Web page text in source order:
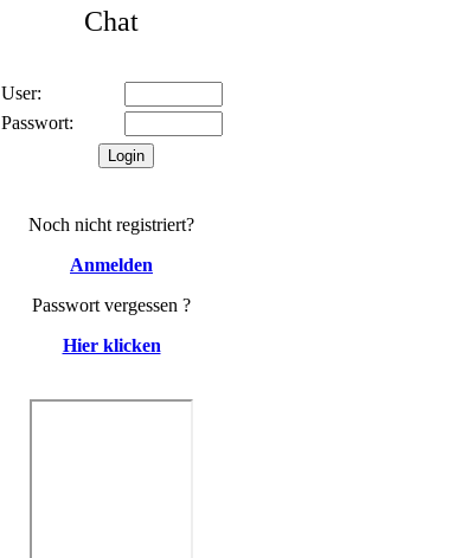
Chat
User:
Passwort:
Noch nicht registriert?
Anmelden
Passwort vergessen ?
Hier klicken